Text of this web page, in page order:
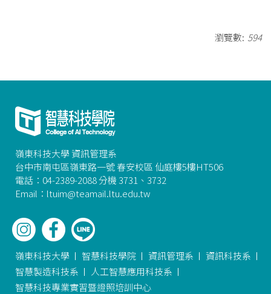
瀏覽數: 594
嶺東科技大學 資訊管理系
台中市南屯區嶺東路一號 春安校區 仙庭樓5樓HT506
電話：04-2389-2088 分機 3731、3732
Email：ltuim@teamail.ltu.edu.tw
嶺東科技大學 智慧科技學院 資訊管理系
資訊科技系
智慧製造科技系
人工智慧應用科技系
智慧科技專業實習暨證照培訓中心